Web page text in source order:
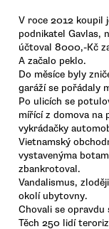
V roce 2012 koupil
podnikatel Gavlas,
účtoval 8000,-Kč
A začalo peklo.
Do měsíce byly
garáží se pořádaly
Po ulicích se
mířící z domova na
vykrádačky
Vietnamský
vystavenýma
zbankrotoval.
Vandalismus,
okolí ubytovny.
Chovali se opravdu
Těch 250 lidí